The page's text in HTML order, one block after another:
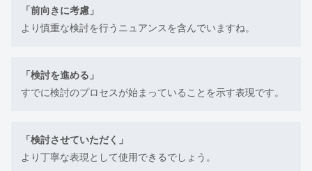
「前向きに考慮」
より慎重な検討を行うニュアンスを含んでいますね。
「検討を進める」
すでに検討のプロセスが始まっていることを示す表現です。
「検討させていただく」
より丁寧な表現として使用できるでしょう。